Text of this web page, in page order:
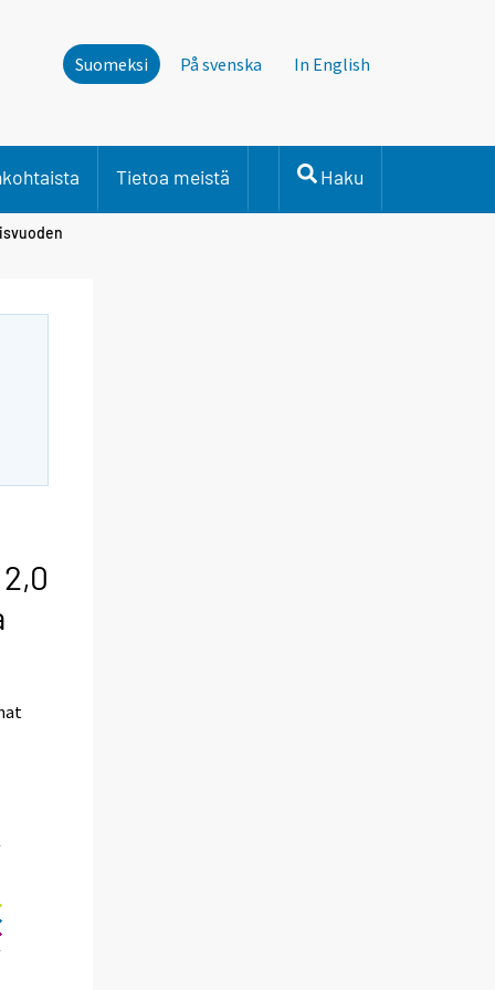
Suomeksi På svenska In English
Tietoa meistä Haku